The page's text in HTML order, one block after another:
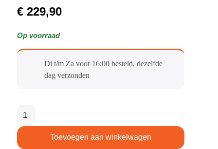
€ 229,90
Op voorraad
Di t/m Za voor 16:00 besteld, dezelfde
dag verzonden​
Toevoegen aan winkelwagen